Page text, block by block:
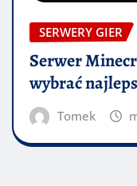
SERWERY GIER
Serwer
wybrać
Tomek